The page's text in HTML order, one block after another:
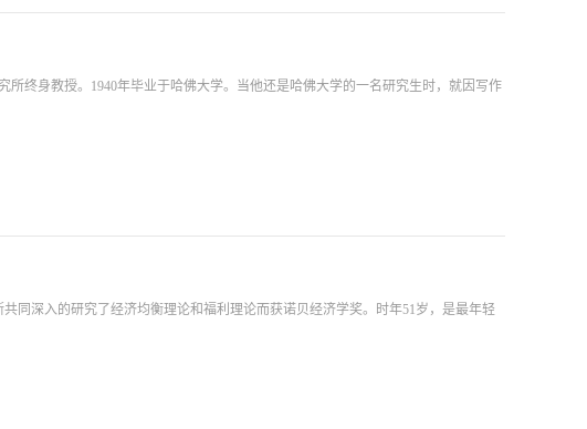
终身教授。1940年毕业于哈佛大学。当他还是哈佛大学的一名研究生时，就因写作
同深入的研究了经济均衡理论和福利理论而获诺贝经济学奖。时年51岁，是最年轻